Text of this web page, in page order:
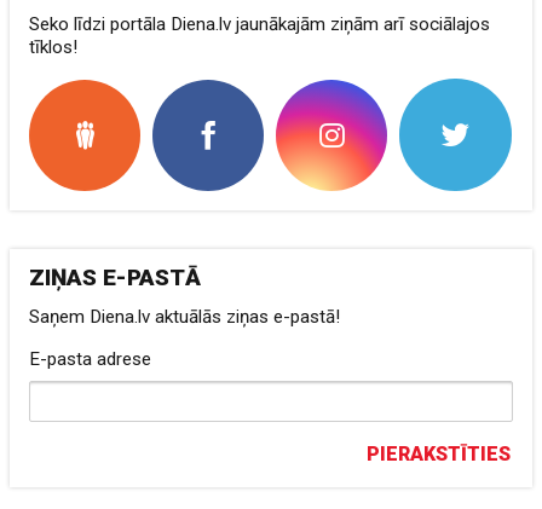
Seko līdzi portāla Diena.lv jaunākajām ziņām arī sociālajos
tīklos!
ZIŅAS E-PASTĀ
Saņem Diena.lv aktuālās ziņas e-pastā!
E-pasta adrese
PIERAKSTĪTIES